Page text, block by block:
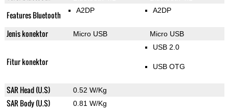
Features Bluetooth A2DP A2DP
Jenis konektor Micro USB Micro USB
Fitur konektor
USB 2.0
USB OTG
SAR Head (U.S) 0.52 W/Kg
SAR Body (U.S) 0.81 W/Kg